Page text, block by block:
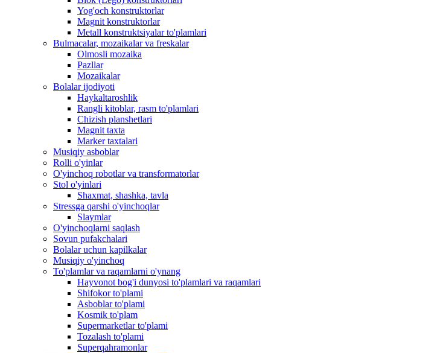
Yog'och konstruktorlar
Magnit konstruktorlar
Metall konstruktsiyalar to'plamlari
Bulmacalar, mozaikalar va freskalar
Olmosli mozaika
Pazllar
Mozaikalar
Bolalar ijodiyoti
Haykaltaroshlik
Rangli kitoblar, rasm to'plamlari
Chizish planshetlari
Magnit taxta
Marker taxtalari
Musiqiy asboblar
Rolli o'yinlar
O'yinchoq robotlar va transformatorlar
Stol o'yinlari
Shaxmat, shashka, tavla
Stressga qarshi o'yinchoqlar
Slaymlar
O'yinchoqlarni saqlash
Sovun pufakchalari
Bolalar uchun kapilkalar
Musiqiy o'yinchoq
To'plamlar va raqamlarni o'ynang
Hayvonot bog'i dunyosi to'plamlari va raqamlari
Shifokor to'plami
Asboblar to'plami
Kosmik to'plam
Supermarketlar to'plami
Tozalash to'plami
Superqahramonlar